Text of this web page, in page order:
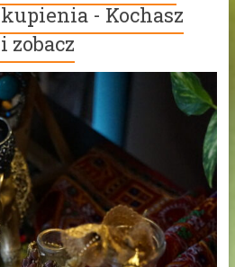
- Kochasz
zobacz